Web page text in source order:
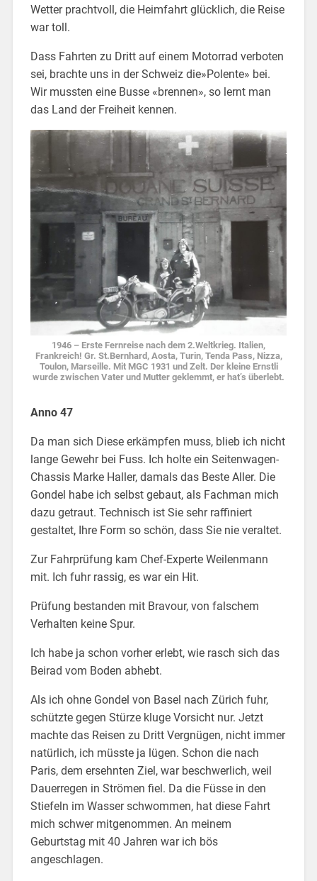
Wetter prachtvoll, die Heimfahrt glücklich, die Reise
war toll.
Dass Fahrten zu Dritt auf einem Motorrad verboten
sei, brachte uns in der Schweiz die»Polente» bei.
Wir mussten eine Busse «brennen», so lernt man
das Land der Freiheit kennen.
1946 – Erste Fernreise nach dem 2.Weltkrieg. Italien,
Frankreich! Gr. St.Bernhard, Aosta, Turin, Tenda Pass, Nizza,
Toulon, Marseille. Mit MGC 1931 und Zelt. Der kleine Ernstli
wurde zwischen Vater und Mutter geklemmt, er hat’s überlebt.
Anno 47
Da man sich Diese erkämpfen muss, blieb ich nicht
lange Gewehr bei Fuss. Ich holte ein Seitenwagen-
Chassis Marke Haller, damals das Beste Aller. Die
Gondel habe ich selbst gebaut, als Fachman mich
dazu getraut. Technisch ist Sie sehr raffiniert
gestaltet, Ihre Form so schön, dass Sie nie veraltet.
Zur Fahrprüfung kam Chef-Experte Weilenmann
mit. Ich fuhr rassig, es war ein Hit.
Prüfung bestanden mit Bravour, von falschem
Verhalten keine Spur.
Ich habe ja schon vorher erlebt, wie rasch sich das
Beirad vom Boden abhebt.
Als ich ohne Gondel von Basel nach Zürich fuhr,
schützte gegen Stürze kluge Vorsicht nur. Jetzt
machte das Reisen zu Dritt Vergnügen, nicht immer
natürlich, ich müsste ja lügen. Schon die nach
Paris, dem ersehnten Ziel, war beschwerlich, weil
Dauerregen in Strömen fiel. Da die Füsse in den
Stiefeln im Wasser schwommen, hat diese Fahrt
mich schwer mitgenommen. An meinem
Geburtstag mit 40 Jahren war ich bös
angeschlagen.